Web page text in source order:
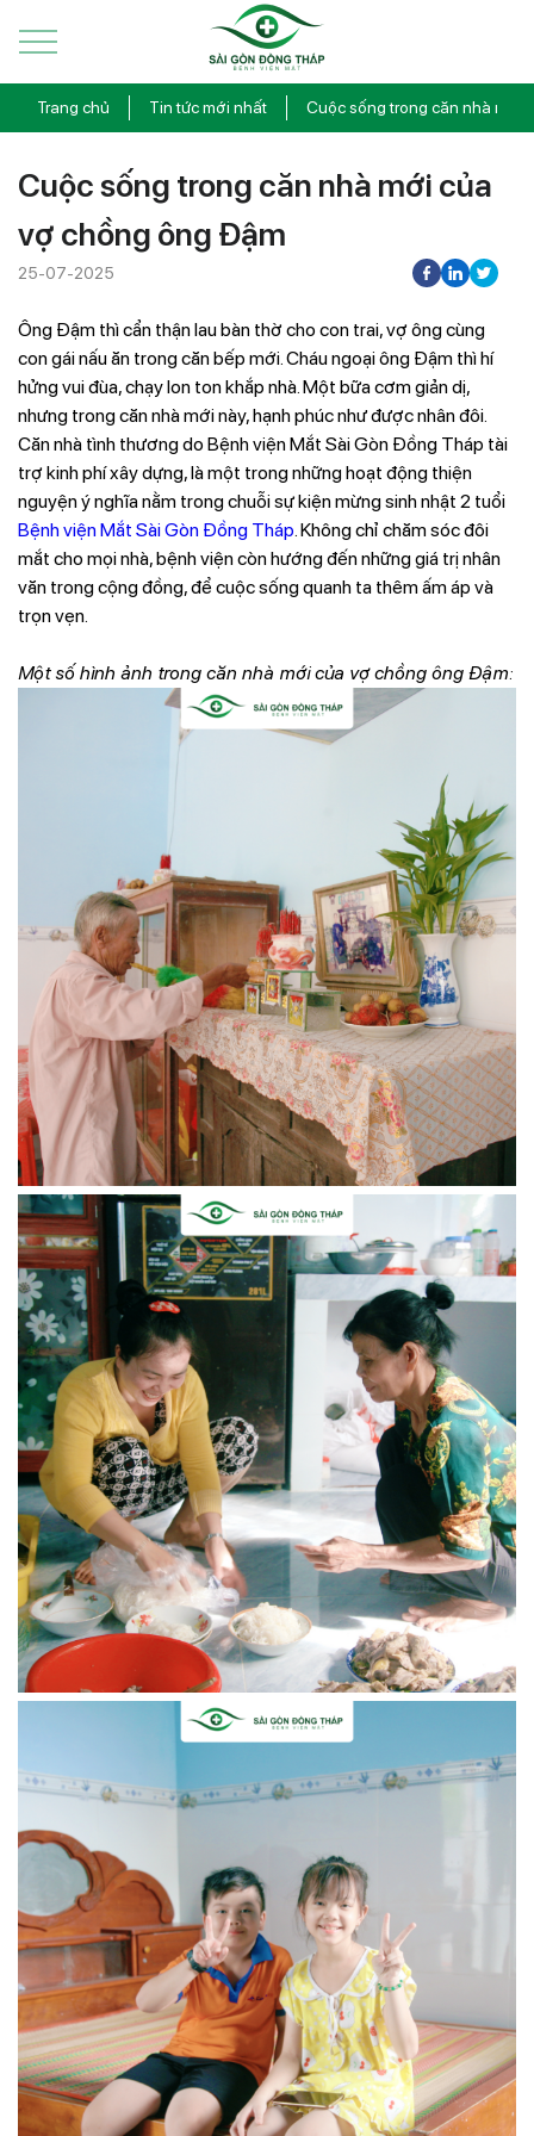
Trang chủ Tin tức mới nhất Cuộc sống trong căn nhà mới
Cuộc sống trong căn nhà mới của
vợ chồng ông Đậm
25-07-2025
Ông Đậm thì cẩn thận lau bàn thờ cho con trai, vợ ông cùng
con gái nấu ăn trong căn bếp mới. Cháu ngoại ông Đậm thì hí
hửng vui đùa, chạy lon ton khắp nhà. Một bữa cơm giản dị,
nhưng trong căn nhà mới này, hạnh phúc như được nhân đôi.
Căn nhà tình thương do Bệnh viện Mắt Sài Gòn Đồng Tháp tài
trợ kinh phí xây dựng, là một trong những hoạt động thiện
nguyện ý nghĩa nằm trong chuỗi sự kiện mừng sinh nhật 2 tuổi
Bệnh viện Mắt Sài Gòn Đồng Tháp. Không chỉ chăm sóc đôi
mắt cho mọi nhà, bệnh viện còn hướng đến những giá trị nhân
văn trong cộng đồng, để cuộc sống quanh ta thêm ấm áp và
trọn vẹn.
Một số hình ảnh trong căn nhà mới của vợ chồng ông Đậm: